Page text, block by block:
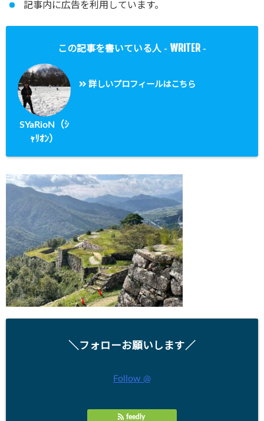
記事内に広告を利用しています。
この記事を書いている人 - WRITER -
SYaRioN（ｼ
ｬﾘｵﾝ）
詳しいプロフィールはこちら
＼フォローお願いします／
Follow @
feedly